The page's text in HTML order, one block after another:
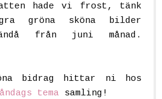
hade vi frost, tänk
gröna sköna bilder
från juni månad.
bidrag hittar ni hos
tema samling!